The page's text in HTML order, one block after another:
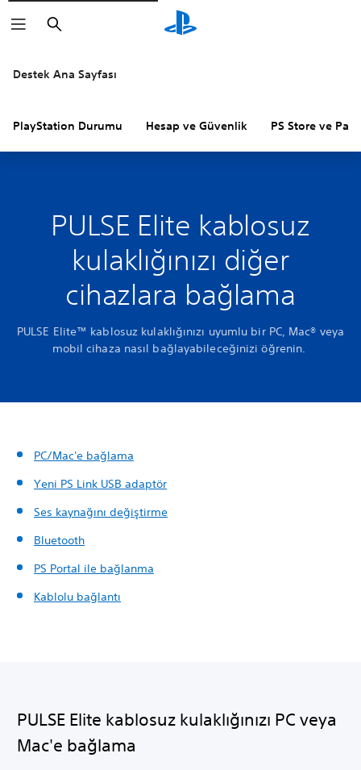
Arama
Destek Ana Sayfası
PlayStation Durumu Hesap ve Güvenlik PS Store ve
PULSE Elite kablosuz
kulaklığınızı diğer
cihazlara bağlama
PULSE Elite™ kablosuz kulaklığınızı uyumlu bir PC, Mac® veya
mobil cihaza nasıl bağlayabileceğinizi öğrenin.
PC/Mac'e bağlama
Yeni PS Link USB adaptör
Ses kaynağını değiştirme
Bluetooth
PS Portal ile bağlanma
Kablolu bağlantı
PULSE Elite kablosuz kulaklığınızı PC veya
Mac'e bağlama